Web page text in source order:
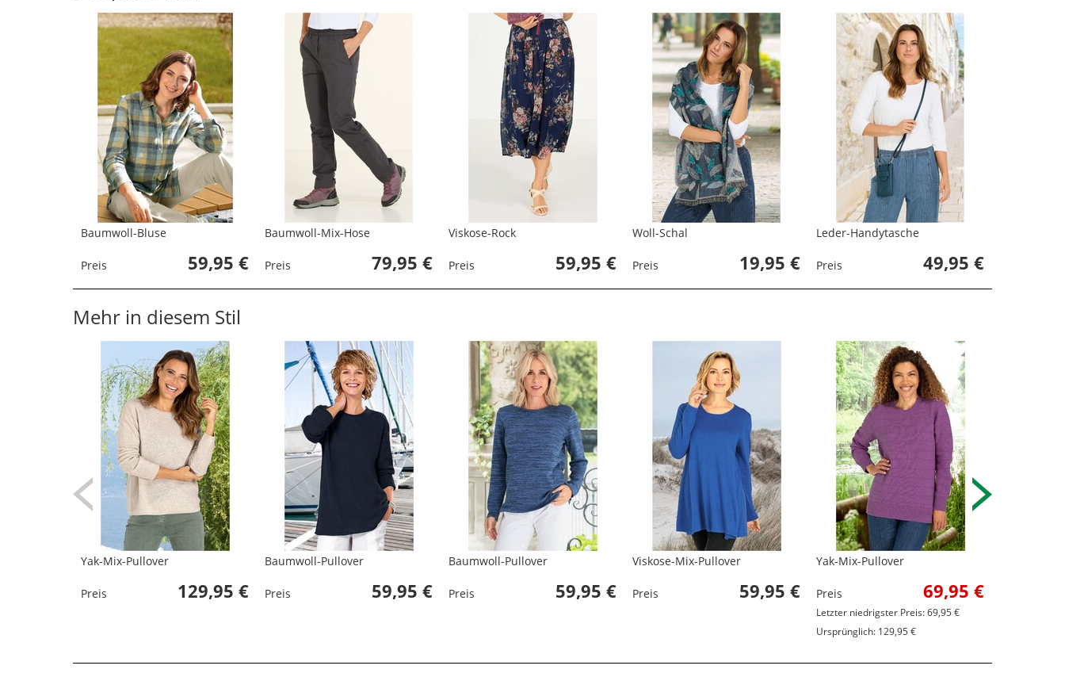
Baumwoll-Bluse
Preis 59,95 €
Baumwoll-Mix-Hose
Preis 79,95 €
Viskose-Rock
Preis 59,95 €
Woll-Schal
Preis 19,95 €
Leder-Handytasche
Preis 49,95 €
Mehr in diesem Stil
Yak-Mix-Pullover
Preis 129,95 €
Baumwoll-Pullover
Preis 59,95 €
Baumwoll-Pullover
Preis 59,95 €
Viskose-Mix-Pullover
Preis 59,95 €
Yak-Mix-Pullover
Preis 69,95 €
Letzter niedrigster Preis: 69,95 €
Ursprünglich: 129,95 €